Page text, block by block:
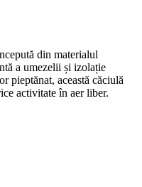
din materialul
a umezelii și izolație
pieptănat, această căciulă
activitate în aer liber.